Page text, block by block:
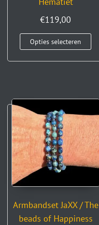
€119,00
Opties selecteren
Armbandset JaXX / The
beads of Happiness